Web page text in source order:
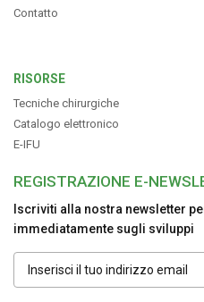
Contatto
RISORSE
Tecniche chirurgiche
Catalogo elettronico
E-IFU
REGISTRAZIONE E-
Iscriviti alla nostra newsletter
immediatamente sugli sviluppi